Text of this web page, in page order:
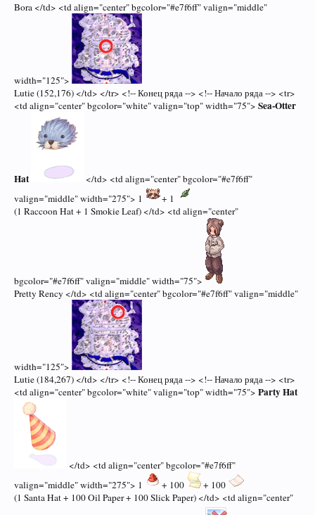
Bora </td> <td align="center" bgcolor="#e7f6ff" valign="middle"
width="125">
Lutie (152,176) </td> </tr> <!-- Конец ряда --> <!-- Начало ряда --> <tr>
<td align="center" bgcolor="white" valign="top" width="75"> Sea-Otter
Hat
</td> <td align="center" bgcolor="#e7f6ff"
valign="middle" width="275"> 1
+ 1
(1 Raccoon Hat + 1 Smokie Leaf) </td> <td align="center"
bgcolor="#e7f6ff" valign="middle" width="75">
Pretty Rency </td> <td align="center" bgcolor="#e7f6ff" valign="middle"
width="125">
Lutie (184,267) </td> </tr> <!-- Конец ряда --> <!-- Начало ряда --> <tr>
<td align="center" bgcolor="white" valign="top" width="75"> Party Hat
</td> <td align="center" bgcolor="#e7f6ff"
valign="middle" width="275"> 1
+ 100
+ 100
(1 Santa Hat + 100 Oil Paper + 100 Slick Paper) </td> <td align="center"